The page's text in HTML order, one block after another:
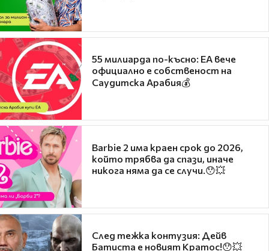
55 милиарда по-късно: EA вече
официално е собственост на
Саудитска Арабия💰
Barbie 2 има краен срок до 2026,
който трябва да спази, иначе
никога няма да се случи.😯💥
След тежка контузия: Дейв
Батиста е новият Кратос!😯💥